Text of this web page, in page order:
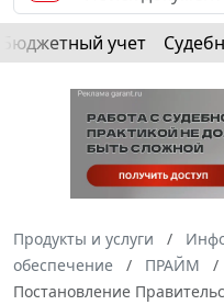
Бюджетный учет
Продукты и услуги
обеспечение
ПРАЙМ
Постановление